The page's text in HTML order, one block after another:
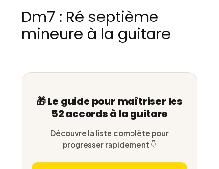
Dm7 : Ré septième
mineure à la guitare
🎁 Le guide pour maîtriser les
52 accords à la guitare
Découvre la liste complète pour
progresser rapidement 👇